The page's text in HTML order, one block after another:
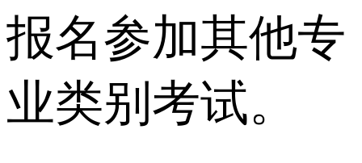
报名参加其他专
业类别考试。